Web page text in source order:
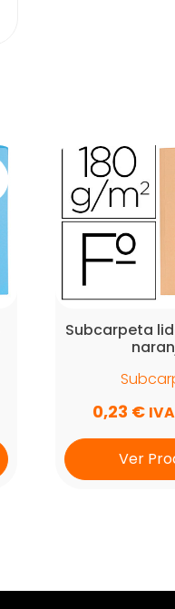
Subcarpeta
0,23 €
Ver